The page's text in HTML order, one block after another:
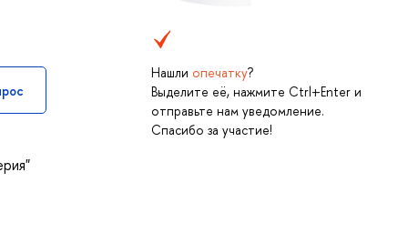
Нашли опечатку?
Выделите её, нажмите Ctrl+Enter и
отправьте нам уведомление.
Спасибо за участие!